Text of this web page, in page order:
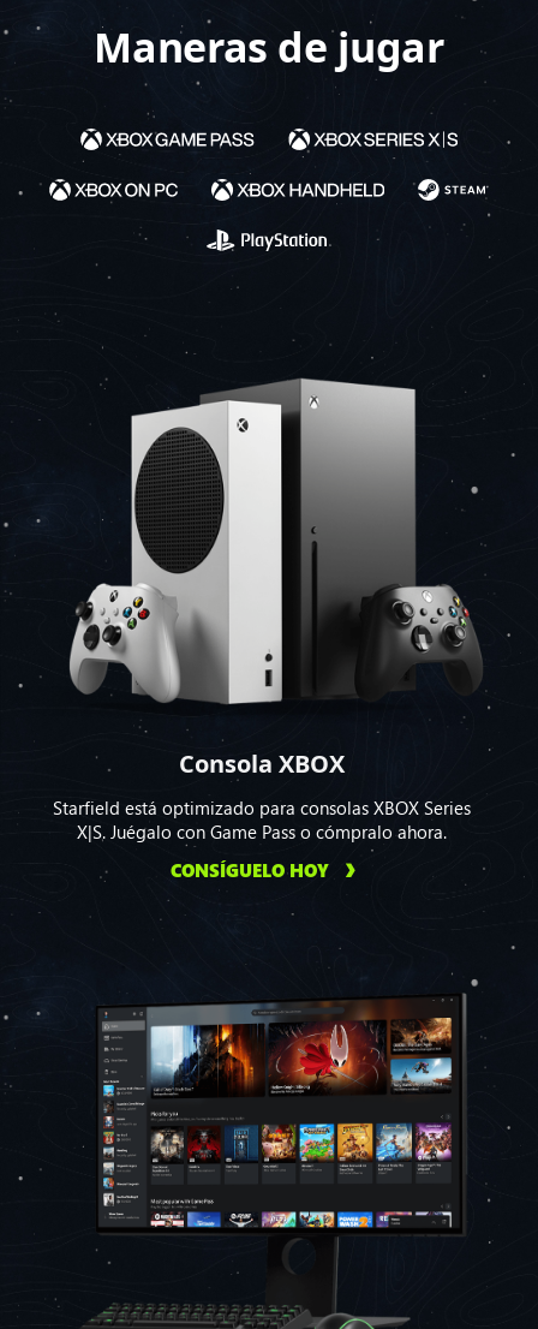
Maneras de jugar
Consola XBOX
Starfield está optimizado para consolas XBOX Series
X|S. Juégalo con Game Pass o cómpralo ahora.
CONSÍGUELO HOY